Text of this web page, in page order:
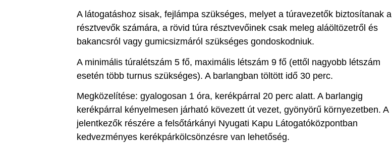
A látogatáshoz sisak, fejlámpa szükséges, melyet a túravezetők biztosítanak a
résztvevők számára, a rövid túra résztvevőinek csak meleg aláöltözetről és
bakancsról vagy gumicsizmáról szükséges gondoskodniuk.
A minimális túralétszám 5 fő, maximális létszám 9 fő (ettől nagyobb létszám
esetén több turnus szükséges). A barlangban töltött idő 30 perc.
Megközelítése: gyalogosan 1 óra, kerékpárral 20 perc alatt. A barlangig
kerékpárral kényelmesen járható kövezett út vezet, gyönyörű környezetben. A
jelentkezők részére a felsőtárkányi Nyugati Kapu Látogatóközpontban
kedvezményes kerékpárkölcsönzésre van lehetőség.